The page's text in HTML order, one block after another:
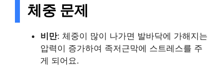
체중 문제
비만: 체중이 많이 나가면 발바닥에 가해지는
압력이 증가하여 족저근막에 스트레스를 주
게 되어요.